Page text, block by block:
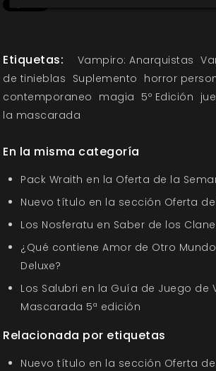
Etiquetas: Vampiro: Anarquistas
de tinieblas Suplemento horror
contemporaneo magia 5º Edición
la mascarada
En la misma categoría
Pack Wraith en la Oferta de la
Nuevo título en la sección Oferta
Los Nosferatu en Saber de los
¿Qué contiene Amor de Otro
Deluxe?
Los Salubri en la Guía de Juego de
Mascarada 5ª edición
Relacionada por etiquetas
Nuevo título en la sección Oferta